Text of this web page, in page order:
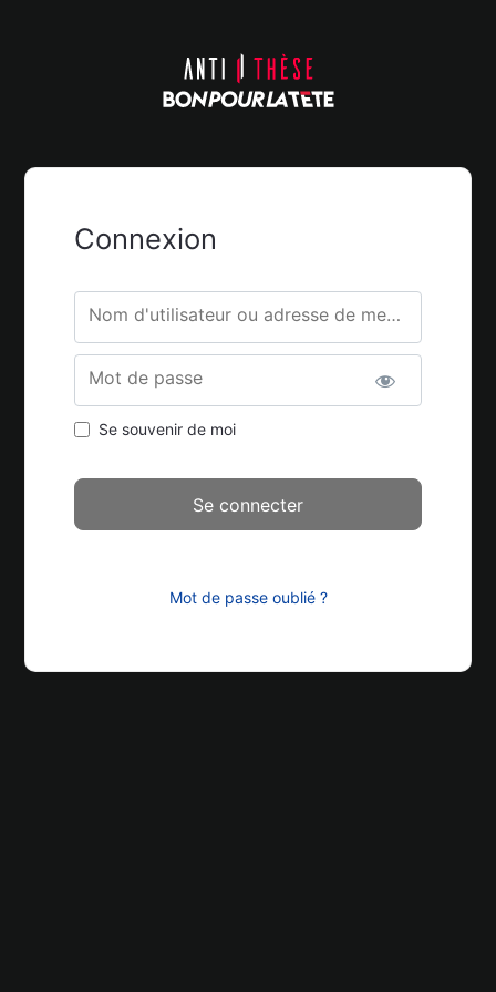
Connexion
Nom d'utilisateur ou adresse de messagerie.
Mot de passe
Se souvenir de moi
Mot de passe oublié ?